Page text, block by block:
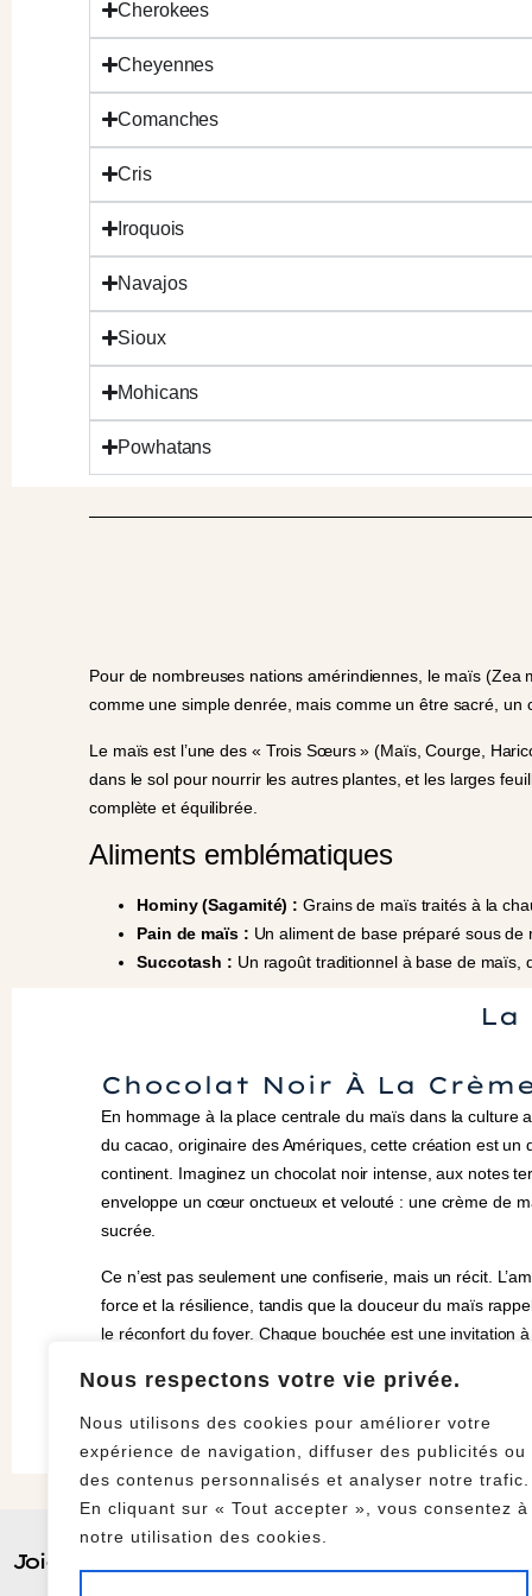
Nous respectons votre vie privée.
Nous utilisons des cookies pour améliorer votre
expérience de navigation, diffuser des publicités ou
des contenus personnalisés et analyser notre trafic.
En cliquant sur « Tout accepter », vous consentez à
notre utilisation des cookies.
Cherokees
Cheyennes
Comanches
Cris
Iroquois
Navajos
Sioux
Mohicans
Powhatans
Pour de nombreuses nations amérindiennes, le maïs (Zea
comme une simple denrée, mais comme un être sacré,
Le maïs est l’une des « Trois Sœurs » (Maïs, Courge,
dans le sol pour nourrir les autres plantes, et les larges
complète et équilibrée.
Aliments emblématiques
Hominy (Sagamité) : Grains de maïs traités à la
Pain de maïs : Un aliment de base préparé sous de
Succotash : Un ragoût traditionnel à base de maïs,
La
Chocolat Noir À La
En hommage à la place centrale du maïs dans la culture
du cacao, originaire des Amériques, cette création est un
continent. Imaginez un chocolat noir intense, aux notes
enveloppe un cœur onctueux et velouté : une crème de
sucrée.
Ce n’est pas seulement une confiserie, mais un récit.
force et la résilience, tandis que la douceur du maïs
le réconfort du foyer. Chaque bouchée est une invitation
des millénaires. Un pont gourmand entre l’héritage
contemporaine.
Joie Sucrée Et Chocolatée